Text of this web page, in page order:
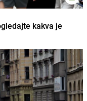
kakva je